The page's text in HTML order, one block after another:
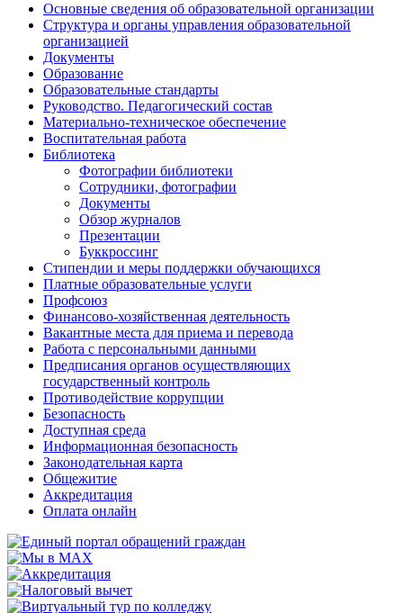
Основные сведения об образовательной организации
Структура и органы управления образовательной
организацией
Документы
Образование
Образовательные стандарты
Руководство. Педагогический состав
Материально-техническое обеспечение
Воспитательная работа
Библиотека
Фотографии библиотеки
Сотрудники, фотографии
Документы
Обзор журналов
Презентации
Буккроссинг
Стипендии и меры поддержки обучающихся
Платные образовательные услуги
Профсоюз
Финансово-хозяйственная деятельность
Вакантные места для приема и перевода
Работа с персональными данными
Предписания органов осуществляющих
государственный контроль
Противодействие коррупции
Безопасность
Доступная среда
Информационная безопасность
Законодательная карта
Общежитие
Аккредитация
Оплата онлайн